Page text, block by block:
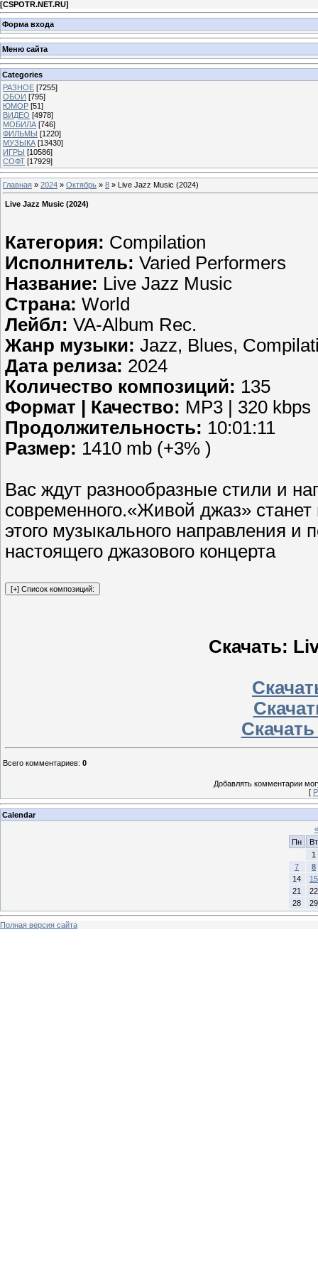
[CSPOTR.NET.RU]
Форма входа
Меню сайта
Categories
РАЗНОЕ [7255]
ОБОИ [795]
ЮМОР [51]
ВИДЕО [4978]
МОБИЛА [746]
ФИЛЬМЫ [1220]
МУЗЫКА [13430]
ИГРЫ [10586]
СОФТ [17929]
Главная » 2024 » Октябрь » 8 » Live Jazz Music (2024)
Live Jazz Music (2024)
Категория: Compilation
Исполнитель: Varied Performers
Название: Live Jazz Music
Страна: World
Лейбл: VA-Album Rec.
Жанр музыки: Jazz, Blues,
Дата релиза: 2024
Количество композиций: 135
Формат | Качество: MP3 | 320 kbps
Продолжительность: 10:01:11
Размер: 1410 mb (+3% )
Вас ждут разнообразные стили и
современного.«Живой джаз»
этого музыкального направления и
настоящего джазового концерта
Скачать:
Всего комментариев: 0
Добавлять комментарии
[
Calendar
«
Пн
Вт
1
7
8
14
15
21
22
28
29
Полная версия сайта